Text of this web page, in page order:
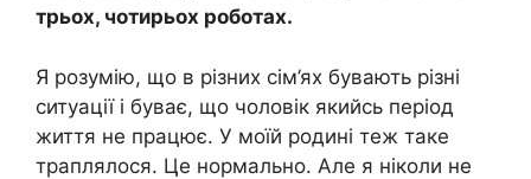
трьох, чотирьох роботах.
Я розумію, що в різних сім’ях бувають різні
ситуації і буває, що чоловік якийсь період
життя не працює. У моїй родині теж таке
траплялося. Це нормально. Але я ніколи не